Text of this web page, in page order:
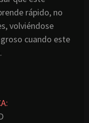
rápido, no
volviéndose
cuando este